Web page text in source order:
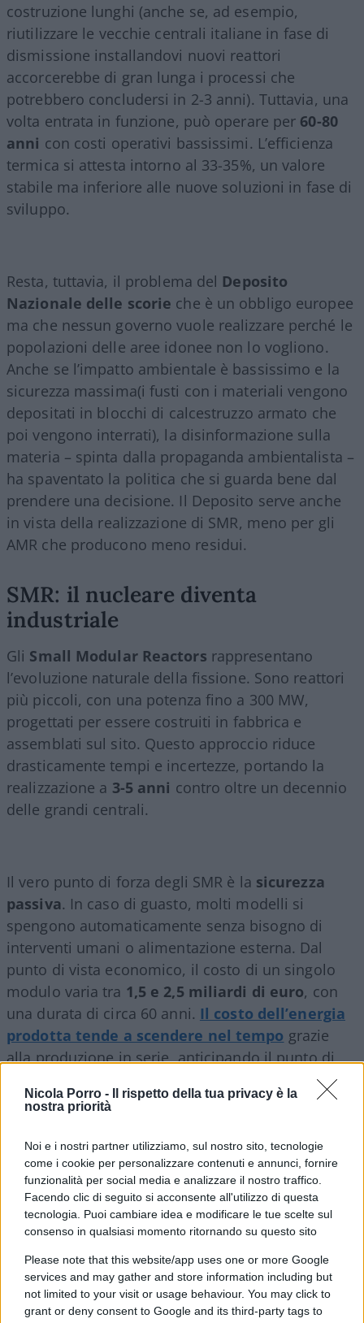
Nicola Porro -
Il rispetto della tua privacy è la
nostra priorità
Noi e i nostri partner utilizziamo, sul nostro sito, tecnologie
come i cookie per personalizzare contenuti e annunci, fornire
funzionalità per social media e analizzare il nostro traffico.
Facendo clic di seguito si acconsente all'utilizzo di questa
tecnologia. Puoi cambiare idea e modificare le tue scelte sul
consenso in qualsiasi momento ritornando su questo sito
Please note that this website/app uses one or more Google
services and may gather and store information including but
not limited to your visit or usage behaviour. You may click to
grant or deny consent to Google and its third-party tags to
costruzione lunghi (anche se, ad esempio,
riutilizzare le vecchie centrali italiane in fase di
dismissione installandovi nuovi reattori
accorcerebbe di gran lunga i processi che
potrebbero concludersi in 2-3 anni). Tuttavia, una
volta entrata in funzione, può operare per 60-80
anni con costi operativi bassissimi. L’efficienza
termica si attesta intorno al 33-35%, un valore
stabile ma inferiore alle nuove soluzioni in fase di
sviluppo.
Resta, tuttavia, il problema del Deposito
Nazionale delle scorie che è un obbligo europee
ma che nessun governo vuole realizzare perché le
popolazioni delle aree idonee non lo vogliono.
Anche se l’impatto ambientale è bassissimo e la
sicurezza massima(i fusti con i materiali vengono
depositati in blocchi di calcestruzzo armato che
poi vengono interrati), la disinformazione sulla
materia – spinta dalla propaganda ambientalista –
ha spaventato la politica che si guarda bene dal
prendere una decisione. Il Deposito serve anche
in vista della realizzazione di SMR, meno per gli
AMR che producono meno residui.
SMR: il nucleare diventa
industriale
Gli Small Modular Reactors rappresentano
l’evoluzione naturale della fissione. Sono reattori
più piccoli, con una potenza fino a 300 MW,
progettati per essere costruiti in fabbrica e
assemblati sul sito. Questo approccio riduce
drasticamente tempi e incertezze, portando la
realizzazione a 3-5 anni contro oltre un decennio
delle grandi centrali.
Il vero punto di forza degli SMR è la sicurezza
passiva. In caso di guasto, molti modelli si
spengono automaticamente senza bisogno di
interventi umani o alimentazione esterna. Dal
punto di vista economico, il costo di un singolo
modulo varia tra 1,5 e 2,5 miliardi di euro, con
una durata di circa 60 anni. Il costo dell’energia
prodotta tende a scendere nel tempo grazie
alla produzione in serie, anticipando il punto di
tradizionale.
AMR: i reattori avanzati
GliAdvanced Modular Reactors, spesso indicati
comereattori di IV generazione, segnano un
salto tecnologico decisivo. Utilizzano refrigeranti
innovativi come piombo liquido o sali fusi
consentendo di lavorare a temperature molto più
elevate rispetto all’acqua. Questo permette non
solo di produrre elettricità, ma anchecalore